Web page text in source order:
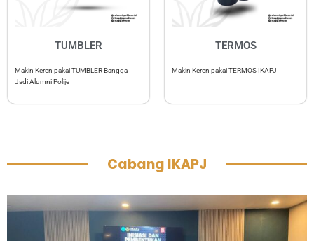
TUMBLER
Makin Keren pakai TUMBLER Bangga
Jadi Alumni Polije
TERMOS
Makin Keren pakai TERMOS IKAPJ
Cabang IKAPJ